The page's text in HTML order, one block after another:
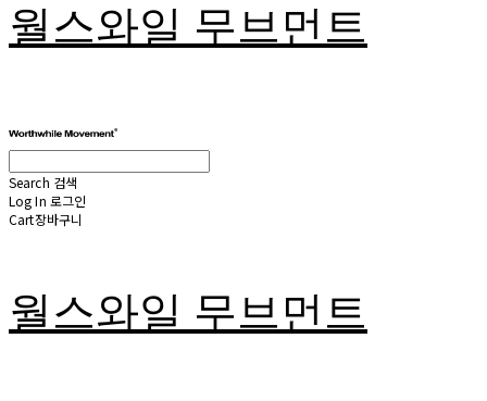
월스와일 무브먼트
Search 검색
Log In 로그인
Cart장바구니
월스와일 무브먼트